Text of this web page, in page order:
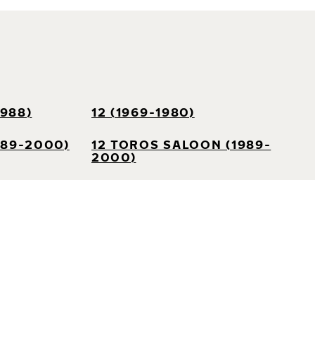
12 (1969-1980)
2000)
12 TOROS SALOON (1989-
2000)